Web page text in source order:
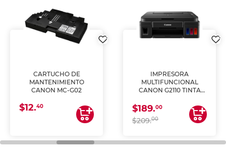
CARTUCHO DE
MANTENIMIENTO
CANON MC-G02
$12.40
IMPRESORA
MULTIFUNCIONAL
CANON G2110 TINTA
$189.00
$209.00